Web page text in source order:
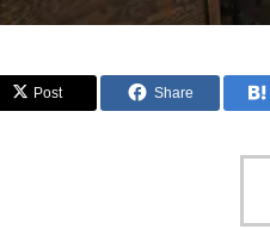
Post Share